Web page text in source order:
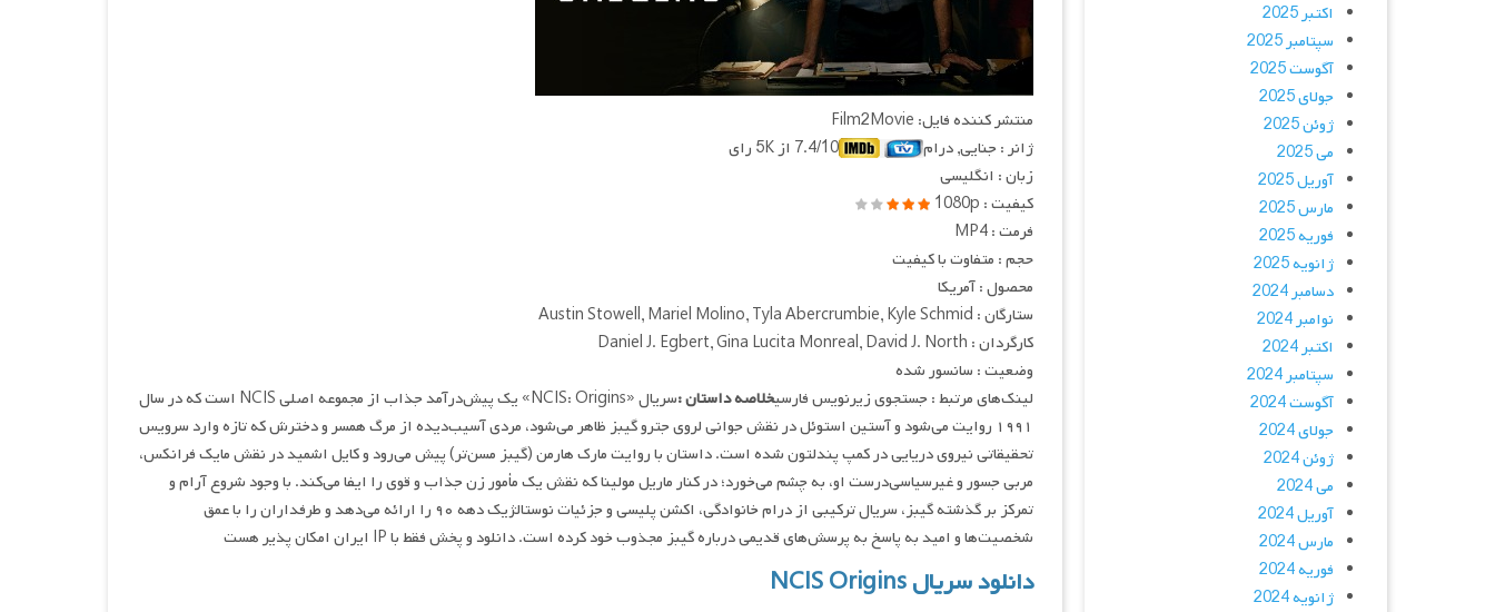
منتشر کننده فایل: Film2Movie
ژانر : جنایی, درام
7.4/10 از 5K رای
زبان : انگلیسی
کیفیت : 1080p
فرمت : MP4
حجم : متفاوت با کیفیت
محصول : آمریکا
ستارگان : Austin Stowell, Mariel Molino, Tyla Abercrumbie, Kyle Schmid
کارگردان : Daniel J. Egbert, Gina Lucita Monreal, David J. North
وضعیت : سانسور شده
لینک‌های مرتبط : جستجوی زیرنویس فارسیخلاصه داستان :
سریال «NCIS: Origins» یک پیش‌درآمد جذاب از مجموعه اصلی NCIS است که در سال
۱۹۹۱ روایت می‌شود و آستین استوئل در نقش جوانی لروی جترو گیبز ظاهر می‌شود، مردی آسیب‌دیده از مرگ همسر و دخترش که تازه وارد سرویس
تحقیقاتی نیروی دریایی در کمپ پندلتون شده است. داستان با روایت مارک هارمن (گیبز مسن‌تر) پیش می‌رود و کایل اشمید در نقش مایک فرانکس،
مربی جسور و غیرسیاسی‌درست او، به چشم می‌خورد؛ در کنار ماریل مولینا که نقش یک مأمور زن جذاب و قوی را ایفا می‌کند. با وجود شروع آرام و
تمرکز بر گذشته گیبز، سریال ترکیبی از درام خانوادگی، اکشن پلیسی و جزئیات نوستالژیک دهه ۹۰ را ارائه می‌دهد و طرفداران را با عمق
شخصیت‌ها و امید به پاسخ به پرسش‌های قدیمی درباره گیبز مجذوب خود کرده است. دانلود و پخش فقط با IP ایران امکان پذیر هست
دانلود سریال NCIS Origins
اکتبر 2025
سپتامبر 2025
آگوست 2025
جولای 2025
ژوئن 2025
می 2025
آوریل 2025
مارس 2025
فوریه 2025
ژانویه 2025
دسامبر 2024
نوامبر 2024
اکتبر 2024
سپتامبر 2024
آگوست 2024
جولای 2024
ژوئن 2024
می 2024
آوریل 2024
مارس 2024
فوریه 2024
ژانویه 2024